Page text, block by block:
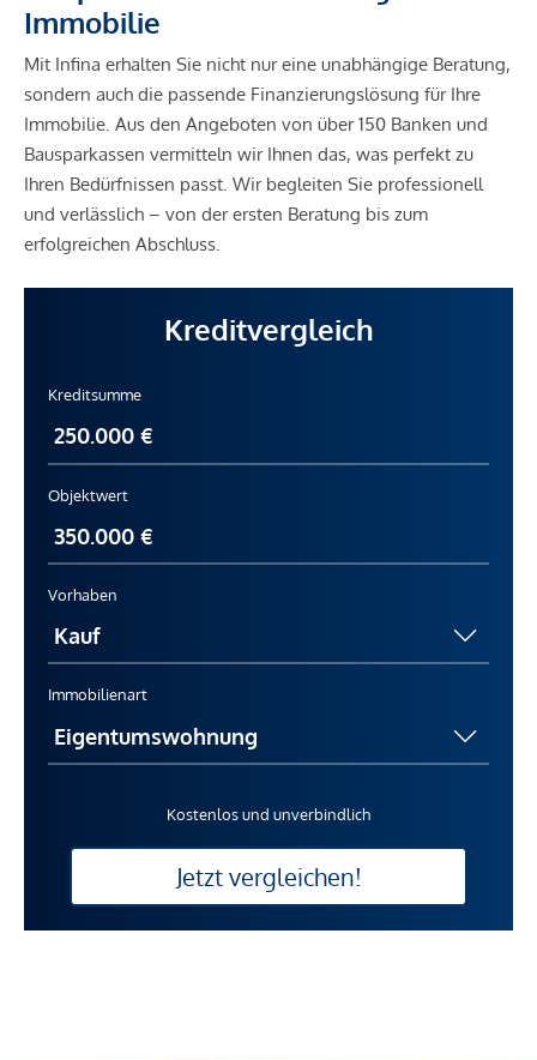
Immobilie
Mit Infina erhalten Sie nicht nur eine unabhängige Beratung,
sondern auch die passende Finanzierungslösung für Ihre
Immobilie. Aus den Angeboten von über 150 Banken und
Bausparkassen vermitteln wir Ihnen das, was perfekt zu
Ihren Bedürfnissen passt. Wir begleiten Sie professionell
und verlässlich – von der ersten Beratung bis zum
erfolgreichen Abschluss.
Kreditvergleich
Kreditsumme
Objektwert
Vorhaben
Immobilienart
Kostenlos und unverbindlich
Jetzt vergleichen!